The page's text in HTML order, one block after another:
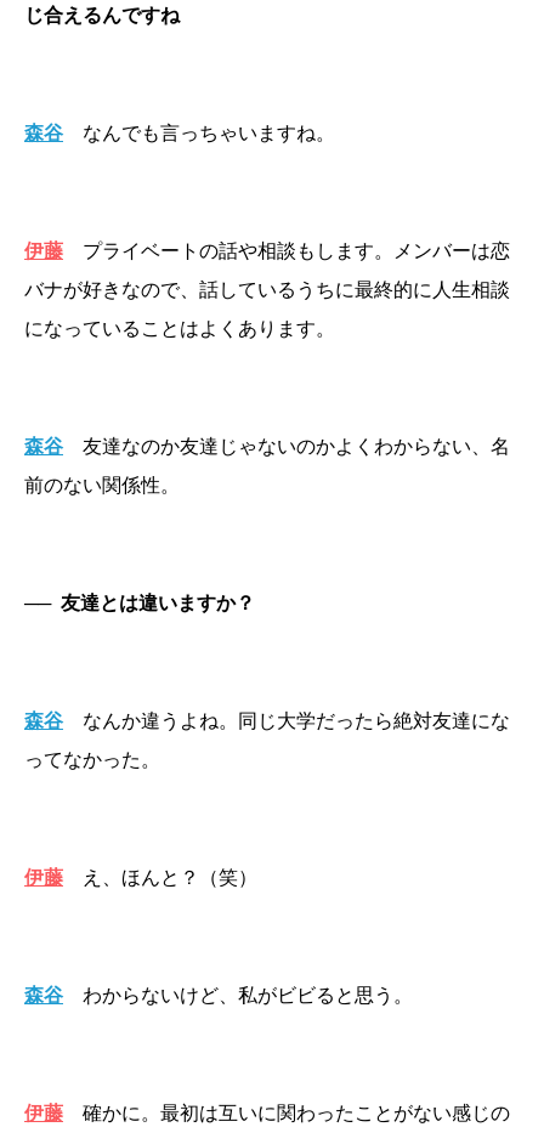
じ合えるんですね
森谷 なんでも言っちゃいますね。
伊藤
プライベートの話や相談もします。メンバーは恋
バナが好きなので、話しているうちに最終的に人生相談
になっていることはよくあります。
森谷
友達なのか友達じゃないのかよくわからない、名
前のない関係性。
── 友達とは違いますか？
森谷
なんか違うよね。同じ大学だったら絶対友達にな
ってなかった。
伊藤 え、ほんと？（笑）
森谷 わからないけど、私がビビると思う。
伊藤
確かに。最初は互いに関わったことがない感じの